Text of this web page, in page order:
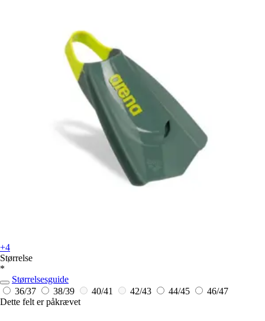
+4
Størrelse
*
Størrelsesguide
36/37
38/39 40/41 42/43 44/45
46/47
Dette felt er påkrævet